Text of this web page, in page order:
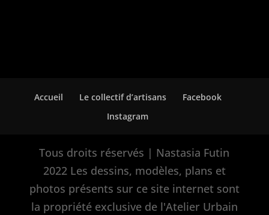
Accueil Le collectif d’artisans
Facebook
Instagram
Tous droits réservés | Nastasia Futin
2022 Les dessins, modèles, plans et
photos présents sur ce site internet sont
la propriété exclusive de l'Atelier Urbain